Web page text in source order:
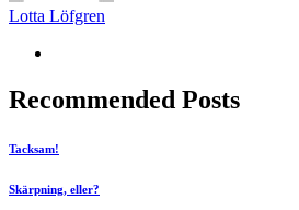
Lotta Löfgren
Recommended Posts
Tacksam!
Skärpning, eller?